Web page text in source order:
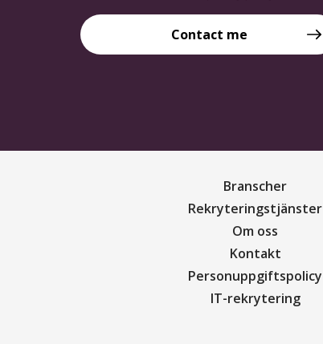
Contact me
Branscher
Rekryteringstjänster
Om oss
Kontakt
Personuppgiftspolicy
IT-rekrytering